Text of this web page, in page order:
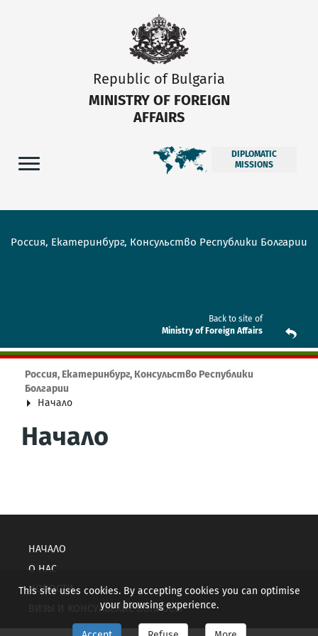
Republic of Bulgaria
MINISTRY OF FOREIGN
AFFAIRS
DIPLOMATIC
MISSIONS
Россия, Екатеринбург, Консульство Республики Болгарии
Back to site of
Ministry of Foreign Affairs
Россия, Екатеринбург, Консульство Республики
Болгарии
Начало
Начало
НАЧАЛО
О НАС
НОВОСТИ
ВИЗЫ И КОНСУЛЬСКИЕ ВОПРОСЫ
This site uses cookies. By accepting cookies you can optimise
your browsing experience.